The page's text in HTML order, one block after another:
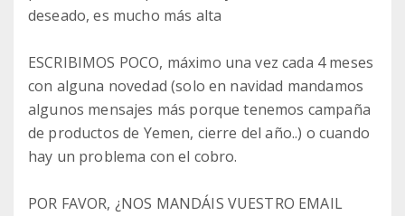
deseado, es mucho más alta
ESCRIBIMOS POCO, máximo una vez cada 4 meses
con alguna novedad (solo en navidad mandamos
algunos mensajes más porque tenemos campaña
de productos de Yemen, cierre del año..) o cuando
hay un problema con el cobro.
POR FAVOR, ¿NOS MANDÁIS VUESTRO EMAIL